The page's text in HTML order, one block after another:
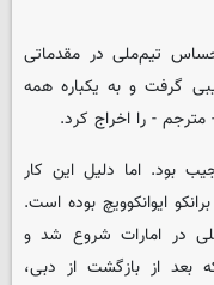
حساس تیم‌ملی در مقدماتی
گرفت و به یکباره همه
- را اخراج کرد.
بود. اما دلیل این کار
ایوانکوویچ بوده است.
در امارات شروع شد و
بعد از بازگشت از دبی،